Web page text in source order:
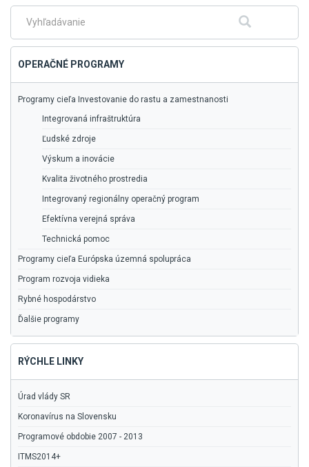
hlavné
menu
Fulltextové
Hľadať
OPERAČNÉ PROGRAMY
Programy cieľa Investovanie do rastu a zamestnanosti
Integrovaná infraštruktúra
Ľudské zdroje
Výskum a inovácie
Kvalita životného prostredia
Integrovaný regionálny operačný program
Efektívna verejná správa
Technická pomoc
Programy cieľa Európska územná spolupráca
Program rozvoja vidieka
Rybné hospodárstvo
Ďalšie programy
RÝCHLE LINKY
Úrad vlády SR
Koronavírus na Slovensku
Programové obdobie 2007 - 2013
ITMS2014+